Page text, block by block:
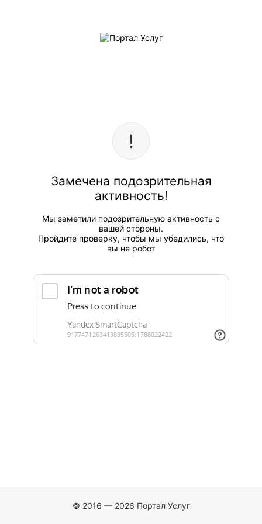
Замечена подозрительная
активность!
Мы заметили подозрительную активность с
вашей стороны.
Пройдите проверку, чтобы мы убедились, что
вы не робот
© 2016 — 2026 Портал Услуг